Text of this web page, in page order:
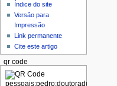
Índice do site
Versão para
Impressão
Link permanente
Cite este artigo
qr code